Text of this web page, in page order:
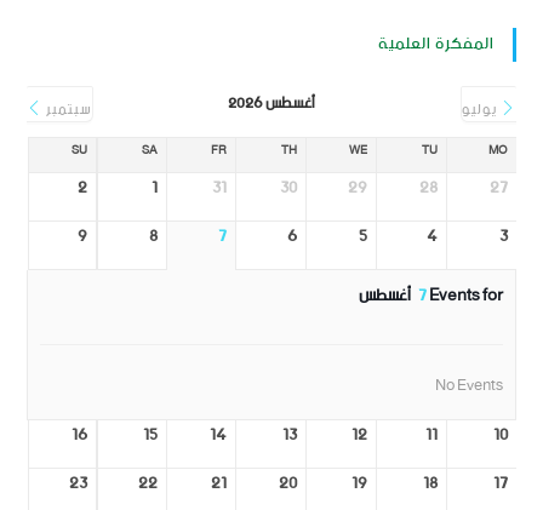
المفكرة العلمية
يوليو أغسطس 2026 سبتمبر
MO
TU
WE
TH
FR
SA
SU
27
28
29
30
31
1
2
3
4
5
6
7
8
9
Events for
7أغسطس
No Events
10
11
12
13
14
15
16
17
18
19
20
21
22
23